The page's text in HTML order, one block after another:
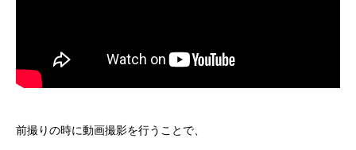
前撮りの時に動画撮影を行うことで、